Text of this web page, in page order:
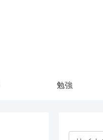
勉強